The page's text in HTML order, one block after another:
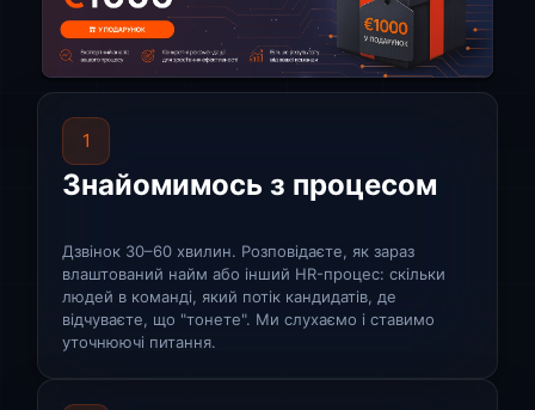
1
Знайомимось з процесом
Дзвінок 30–60 хвилин. Розповідаєте, як зараз
влаштований найм або інший HR-процес: скільки
людей в команді, який потік кандидатів, де
відчуваєте, що "тонете". Ми слухаємо і ставимо
уточнюючі питання.